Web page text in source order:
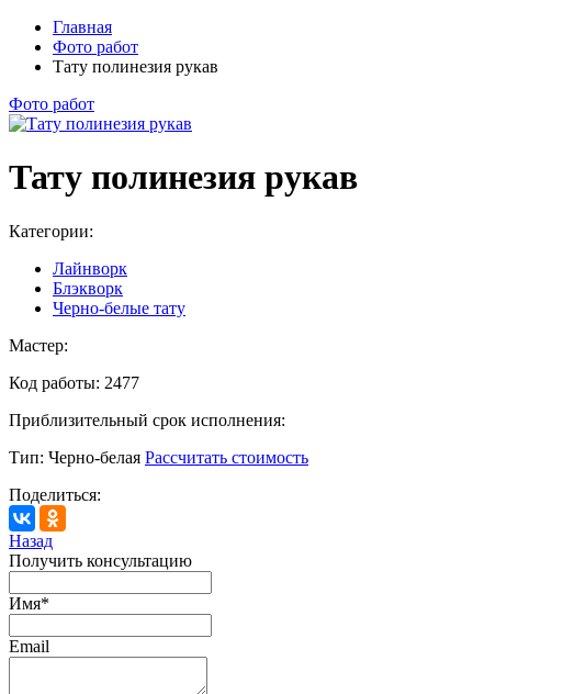
Главная
Фото работ
Тату полинезия рукав
Фото работ
Тату полинезия рукав
Категории:
Лайнворк
Блэкворк
Черно-белые тату
Мастер:
Код работы: 2477
Приблизительный срок исполнения:
Тип: Черно-белая Рассчитать стоимость
Поделиться:
Назад
Получить консультацию
Имя*
Email